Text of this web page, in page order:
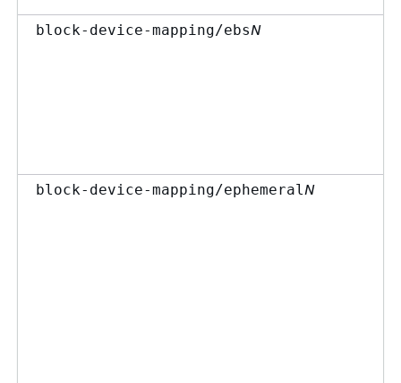
block-device-mapping/ebsN
block-device-mapping/ephemeralN